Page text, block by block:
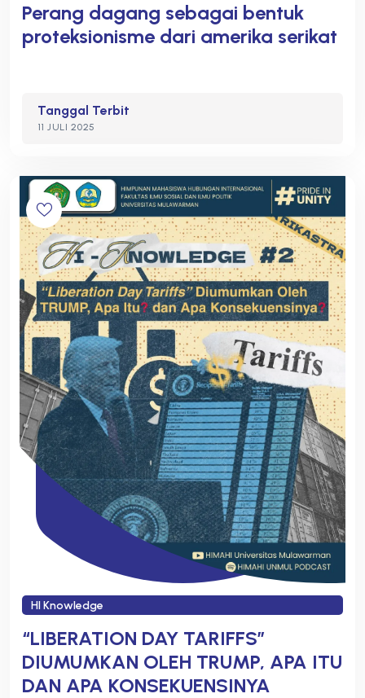
Perang dagang sebagai bentuk
proteksionisme dari amerika serikat
Tanggal Terbit
11 JULI 2025
HI Knowledge
“LIBERATION DAY TARIFFS”
DIUMUMKAN OLEH TRUMP, APA ITU
DAN APA KONSEKUENSINYA